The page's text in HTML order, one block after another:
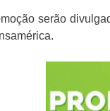
serão